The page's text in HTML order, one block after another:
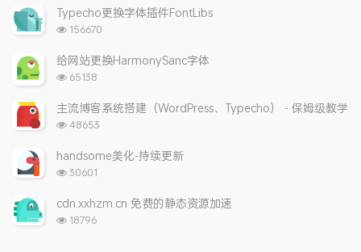
章
论
Typecho更换字体插件FontLibs
浏
次
数:
156670
给网站更换HarmonySanc字体
浏
次
数:
65138
主流博客系统搭建（WordPress、Typecho） - 保姆级教学
浏
次
数:
48653
handsome美化-持续更新
浏
次
数:
30601
cdn.xxhzm.cn 免费的静态资源加速
浏
18796